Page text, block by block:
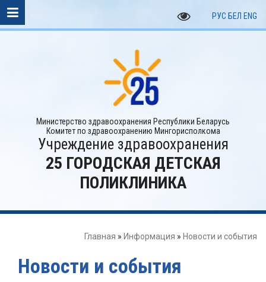
РУС БЕЛ ENG
Министерство здравоохранения Республики Беларусь
Комитет по здравоохранению Мингорисполкома
Учреждение здравоохранения
25 ГОРОДСКАЯ ДЕТСКАЯ
ПОЛИКЛИНИКА
Главная » Информация » Новости и события
Новости и события